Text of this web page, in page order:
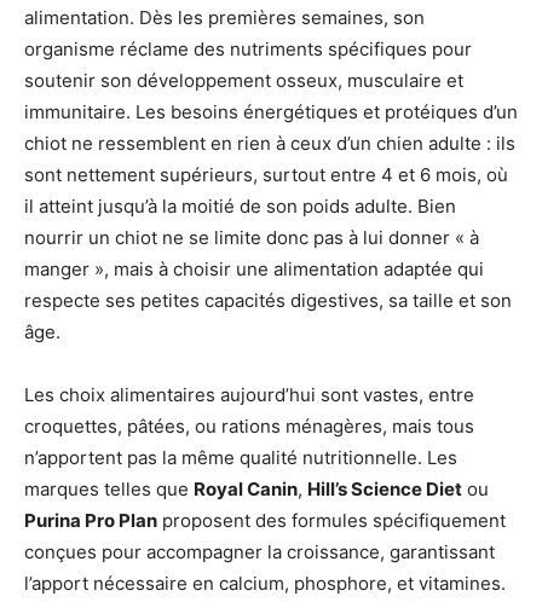
alimentation. Dès les premières semaines, son
organisme réclame des nutriments spécifiques pour
soutenir son développement osseux, musculaire et
immunitaire. Les besoins énergétiques et protéiques d’un
chiot ne ressemblent en rien à ceux d’un chien adulte : ils
sont nettement supérieurs, surtout entre 4 et 6 mois, où
il atteint jusqu’à la moitié de son poids adulte. Bien
nourrir un chiot ne se limite donc pas à lui donner « à
manger », mais à choisir une alimentation adaptée qui
respecte ses petites capacités digestives, sa taille et son
âge.
Les choix alimentaires aujourd’hui sont vastes, entre
croquettes, pâtées, ou rations ménagères, mais tous
n’apportent pas la même qualité nutritionnelle. Les
marques telles que Royal Canin, Hill’s Science Diet ou
Purina Pro Plan proposent des formules spécifiquement
conçues pour accompagner la croissance, garantissant
l’apport nécessaire en calcium, phosphore, et vitamines.